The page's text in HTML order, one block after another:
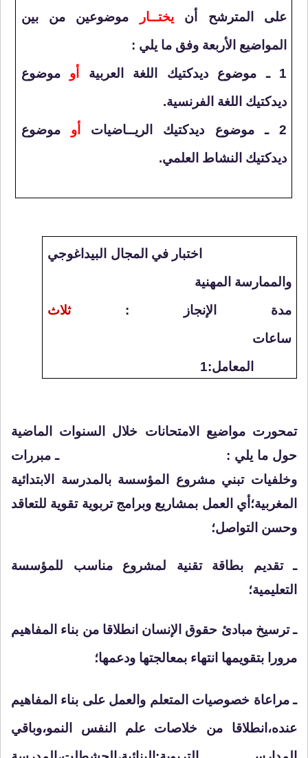
على المترشح أنيختــار
موضوعين من بين
المواضيع الأربعة وفق ما يلي :
1 ـ موضوع ديدكتيك اللغة العربية
أو موضوع
ديدكتيك اللغة الفرنسية.
2 ـ موضوع ديدكتيك الريــاضيات
أو موضوع
ديدكتيك النشاط العلمي.
اختبار في المجال البيداغوجي
والممارسة المهنية
مدة الإنجاز : ثلاث
ساعات
المعامل:1
تمحورت مواضيع الامتحانات خلال السنوات الماضية
حول ما يلي :
ـ مبررات
وخلفيات تبني مشروع المؤسسة بالمدرسة الابتدائية
المغربية؛أي العمل بمشاريع وبرامج تربوية تقوية للتعاقد
وحسن التواصل؛
ـ تقديم بطاقة تقنية لمشروع مناسب للمؤسسة
التعليمية؛
ـ ترسيخ مبادئ حقوق الإنسان انطلاقا من بناء المفاهيم
مرورا بتقويمها انتهاء بمعالجتها ودعمها؛
ـ مراعاة خصوصيات المتعلم والعمل على بناء المفاهيم
عنده،انطلاقا من خلاصات علم النفس النمو،وباقي